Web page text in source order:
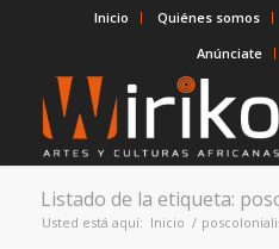
Inicio Quiénes somos
Anúnciate
Listado de la etiqueta:
Usted está aquí: Inicio /